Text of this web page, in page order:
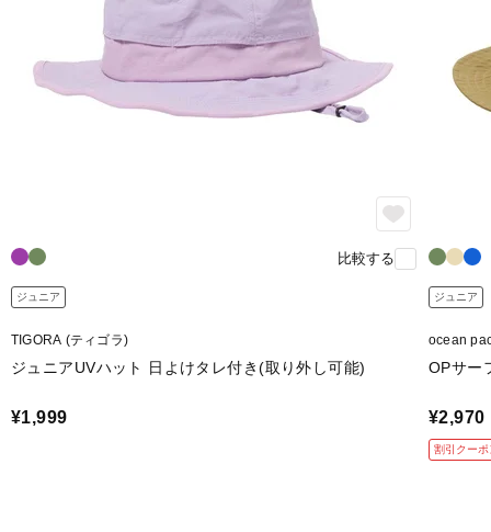
比較する
ジュニア
TIGORA (ティゴラ)
ジュニアUVハット 日よけタレ付き(取り外し可能)
¥1,999
ジュニア
ocean
OPサー
¥2,970
割引クーポ